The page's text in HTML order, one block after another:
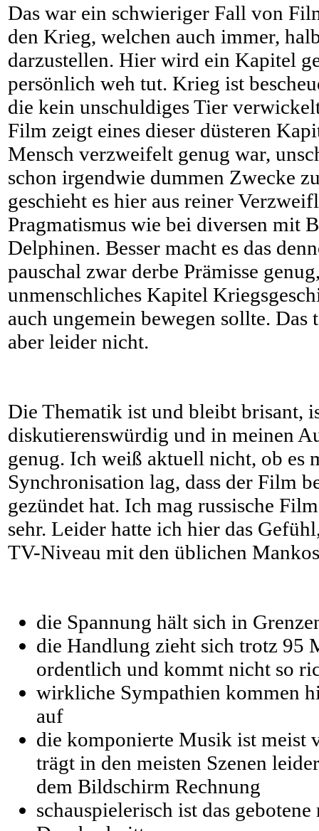
Das war ein schwieriger Fall von
den Krieg, welchen auch immer,
darzustellen. Hier wird ein Kapitel
persönlich weh tut. Krieg ist
die kein unschuldiges Tier
Film zeigt eines dieser düsteren
Mensch verzweifelt genug war,
schon irgendwie dummen Zwecke
geschieht es hier aus reiner
Pragmatismus wie bei diversen mit
Delphinen. Besser macht es das
pauschal zwar derbe Prämisse
unmenschliches Kapitel
auch ungemein bewegen sollte. Das
aber leider nicht.
Die Thematik ist und bleibt brisant,
diskutierenswürdig und in meinen
genug. Ich weiß aktuell nicht, ob es
Synchronisation lag, dass der Film
gezündet hat. Ich mag russische
sehr. Leider hatte ich hier das
TV-Niveau mit den üblichen
die Spannung hält sich in
die Handlung zieht sich trotz 95
ordentlich und kommt nicht so
wirkliche Sympathien kommen
auf
die komponierte Musik ist meist
trägt in den meisten Szenen
dem Bildschirm Rechnung
schauspielerisch ist das